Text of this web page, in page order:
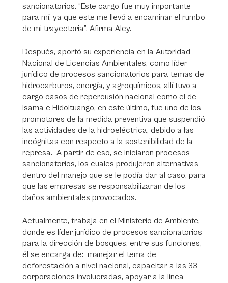
sancionatorios. “Este cargo fue muy importante
para mí, ya que este me llevó a encaminar el rumbo
de mi trayectoria”. Afirma Alcy.
Después, aportó su experiencia en la Autoridad
Nacional de Licencias Ambientales, como líder
jurídico de procesos sancionatorios para temas de
hidrocarburos, energía, y agroquímicos, allí tuvo a
cargo casos de repercusión nacional como el de
Isama e Hidoituango, en este último, fue uno de los
promotores de la medida preventiva que suspendió
las actividades de la hidroeléctrica, debido a las
incógnitas con respecto a la sostenibilidad de la
represa. A partir de eso, se iniciaron procesos
sancionatorios, los cuales produjeron alternativas
dentro del manejo que se le podía dar al caso, para
que las empresas se responsabilizaran de los
daños ambientales provocados.
Actualmente, trabaja en el Ministerio de Ambiente,
donde es líder jurídico de procesos sancionatorios
para la dirección de bosques, entre sus funciones,
él se encarga de: manejar el tema de
deforestación a nivel nacional, capacitar a las 33
corporaciones involucradas, apoyar a la línea